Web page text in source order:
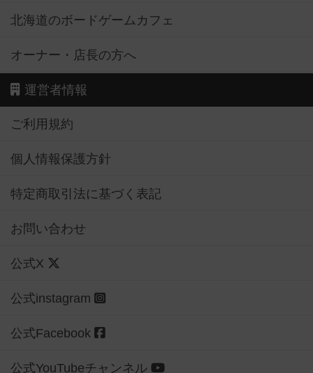
北海道のボードゲームカフェ
オーナー・店長の方へ
運営者情報
ご利用規約
個人情報保護方針
特定商取引法に基づく表記
お問い合わせ
公式X
公式instagram
公式Facebook
公式YouTubeチャンネル